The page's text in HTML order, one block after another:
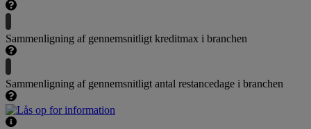
Sammenligning af gennemsnitligt kreditmax i branchen
Sammenligning af gennemsnitligt antal restancedage i branchen